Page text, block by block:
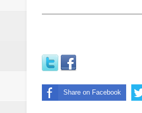
la
Share on Facebook